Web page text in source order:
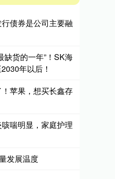
债券是公司主要融
缺货的一年”！SK海
年以后！
苹果，想买长鑫存
喘明显，家庭护理
发展温度